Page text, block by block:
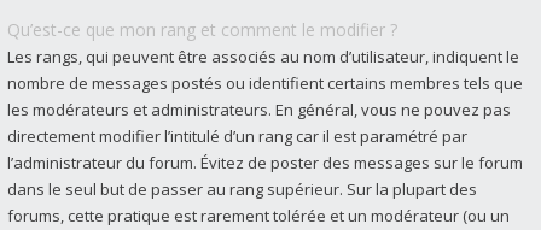
Qu’est-ce que mon rang et comment le modifier ?
Les rangs, qui peuvent être associés au nom d’utilisateur, indiquent le
nombre de messages postés ou identifient certains membres tels que
les modérateurs et administrateurs. En général, vous ne pouvez pas
directement modifier l’intitulé d’un rang car il est paramétré par
l’administrateur du forum. Évitez de poster des messages sur le forum
dans le seul but de passer au rang supérieur. Sur la plupart des
forums, cette pratique est rarement tolérée et un modérateur (ou un